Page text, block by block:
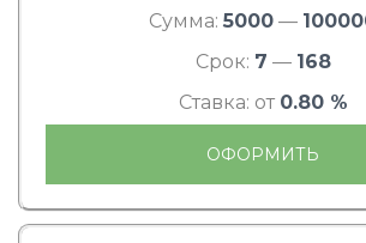
Сумма: 5000 —
Срок: 7 — 168
Ставка: от 0.80 %
ОФОРМИТЬ